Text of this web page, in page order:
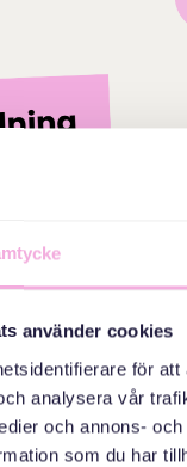
använder cookies
för
analysera vår
och annons-
som du har